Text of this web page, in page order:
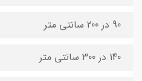
90 در 200 سانتی متر
140 در 300 سانتی متر